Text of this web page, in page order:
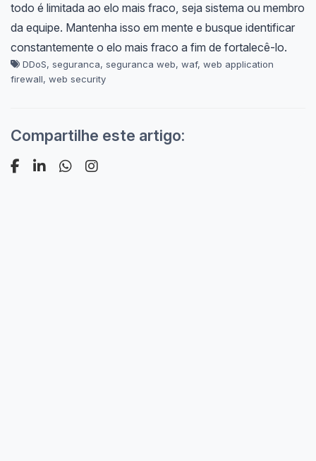
todo é limitada ao elo mais fraco, seja sistema ou membro
da equipe. Mantenha isso em mente e busque identificar
constantemente o elo mais fraco a fim de fortalecê-lo.
DDoS, seguranca, seguranca web, waf, web application
firewall, web security
Compartilhe este artigo: